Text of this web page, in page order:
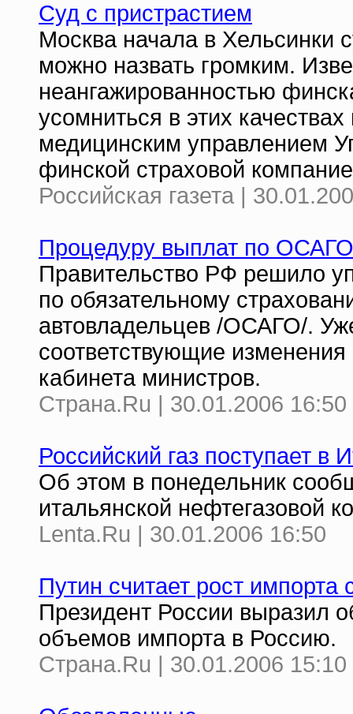
Суд с пристрастием
Москва начала в Хельсинки
можно назвать громким.
неангажированностью
усомниться в этих
медицинским управлением
финской страховой
Российская газета |
Процедуру выплат по ОСАГО
Правительство РФ решило
по обязательному
автовладельцев /ОСАГО/.
соответствующие
кабинета министров.
Страна.Ru | 30.01.2006 16:50
Российский газ поступает
Об этом в понедельник
итальянской нефтегазовой
Lenta.Ru | 30.01.2006 16:50
Путин считает рост
Президент России выразил
объемов импорта в Россию.
Страна.Ru | 30.01.2006 15:10